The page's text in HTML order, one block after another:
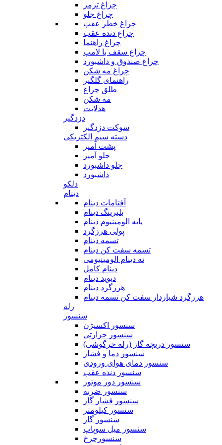
چراغ ترمز
چراغ جلو
چراغ خطر عقب
چراغ دنده عقب
چراغ راهنما
چراغ سقف با لامپ
چراغ صندوق و داشبورد
چراغ مه شکن
راهنمای گلگیر
طلق چراغ
مه شکن
هدلایت
دزدگیر
سوکت دزدگیر
دسته سیم الکتریکی
پشت آمپر
جلو آمپر
جلو داشبورد
داشبورد
دلکو
دینام
آفتامات دینام
بلبرینگ دینام
پایه الومینیوم دینام
پولی هرزگرد
تسمه دینام
تسمه سفت کن دینام
ته دینام الومینیومی
دینام کامل
دیوید دینام
هرزگرد دینام
هرزگرد شیاردار سفت کن تسمه دینام
رله
سنسور
سنسور اکسیژن
سنسور حرارتی
سنسور دریچه گاز (رله خرگوشی)
سنسور دما و فشار
سنسور دمای هوای ورودی
سنسور دنده عقب
سنسور دور موتور
سنسور ضربه
سنسور فشار گاز
سنسور کیلومتر
سنسور گاز
سنسور میل سوپاپ
سنسورچرخ